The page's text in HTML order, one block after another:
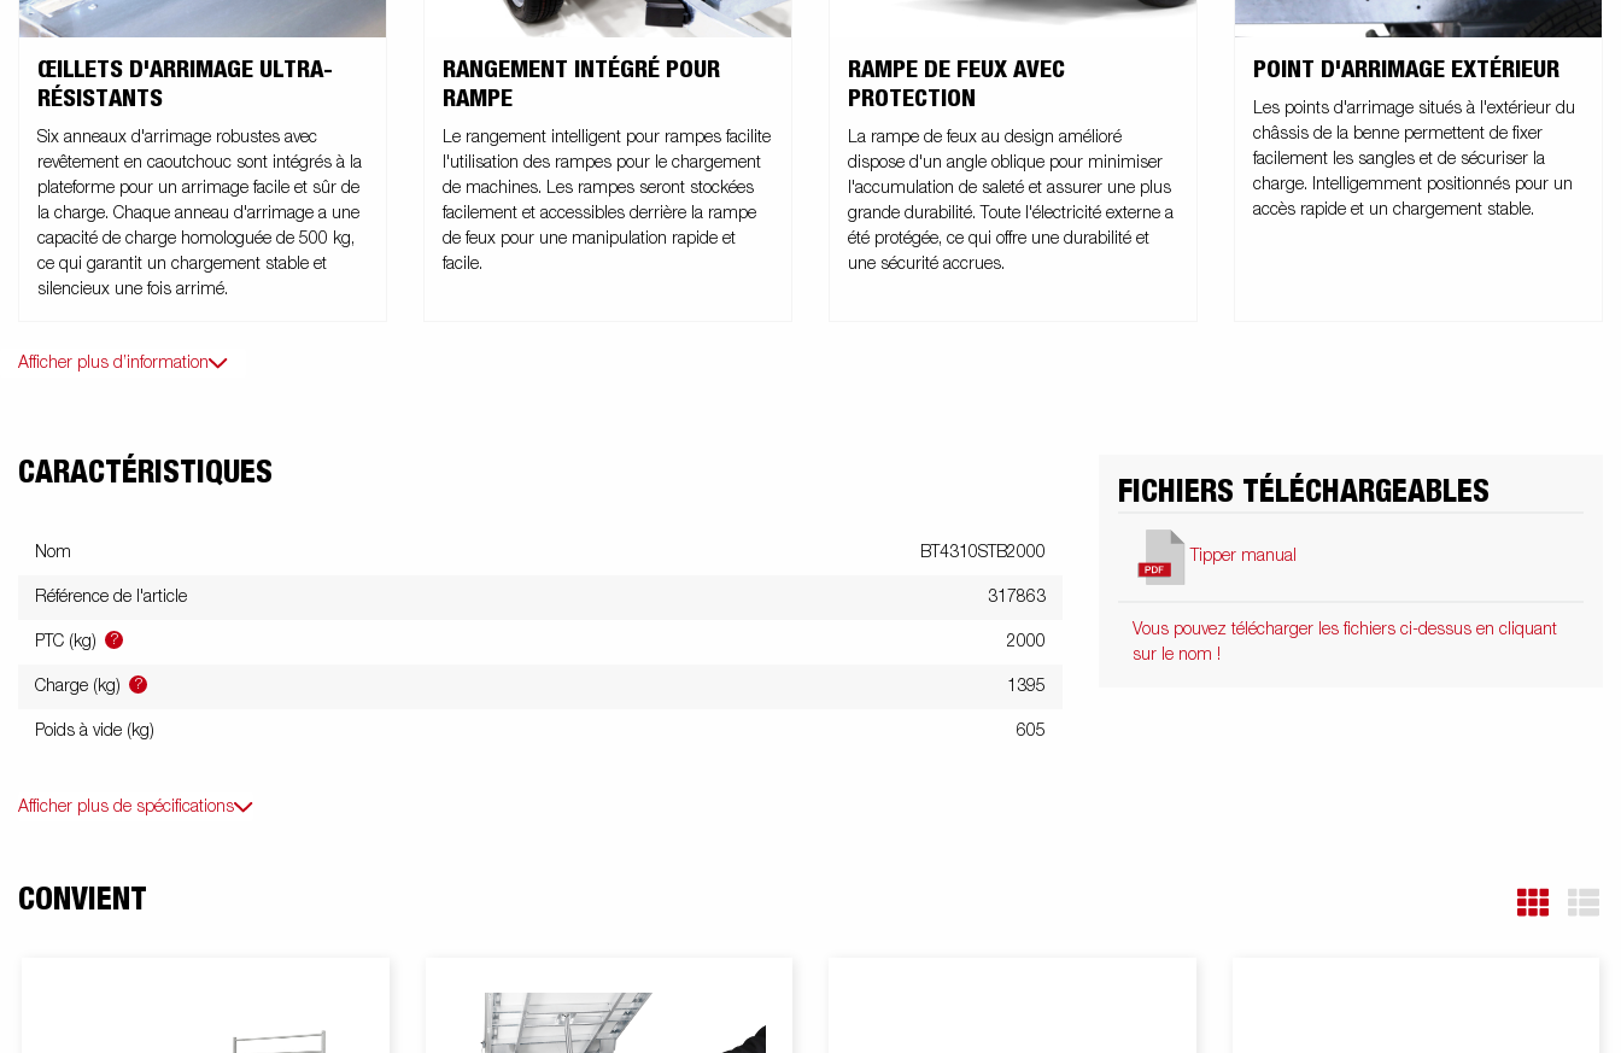
ŒILLETS D'ARRIMAGE ULTRA-
RÉSISTANTS
Six anneaux d'arrimage robustes avec
revêtement en caoutchouc sont intégrés à la
plateforme pour un arrimage facile et sûr de
la charge. Chaque anneau d'arrimage a une
capacité de charge homologuée de 500 kg,
ce qui garantit un chargement stable et
silencieux une fois arrimé.
RANGEMENT INTÉGRÉ POUR
RAMPE
Le rangement intelligent pour rampes facilite
l'utilisation des rampes pour le chargement
de machines. Les rampes seront stockées
facilement et accessibles derrière la rampe
de feux pour une manipulation rapide et
facile.
RAMPE DE FEUX AVEC
PROTECTION
La rampe de feux au design amélioré
dispose d'un angle oblique pour minimiser
l'accumulation de saleté et assurer une plus
grande durabilité. Toute l'électricité externe a
été protégée, ce qui offre une durabilité et
une sécurité accrues.
POINT D'ARRIMAGE EXTÉRIEUR
Les points d'arrimage situés à l'extérieur du
châssis de la benne permettent de fixer
facilement les sangles et de sécuriser la
charge. Intelligemment positionnés pour un
accès rapide et un chargement stable.
Afficher plus d’information
CARACTÉRISTIQUES
Nom BT4310STB2000
Référence de l'article 317863
PTC (kg) ? 2000
Charge (kg) ? 1395
Poids à vide (kg) 605
Afficher plus de spécifications
FICHIERS TÉLÉCHARGEABLES
Tipper manual
Vous pouvez télécharger les fichiers ci-dessus en cliquant
sur le nom !
CONVIENT